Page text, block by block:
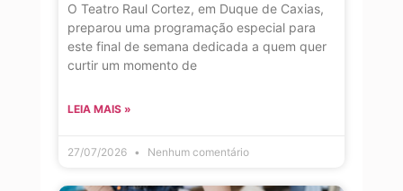
O Teatro Raul Cortez, em Duque de Caxias,
preparou uma programação especial para
este final de semana dedicada a quem quer
curtir um momento de
LEIA MAIS »
27/07/2026 Nenhum comentário